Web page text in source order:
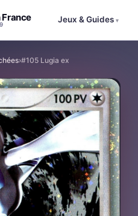
France Jeux & Guides ▾
›#105 Lugia ex